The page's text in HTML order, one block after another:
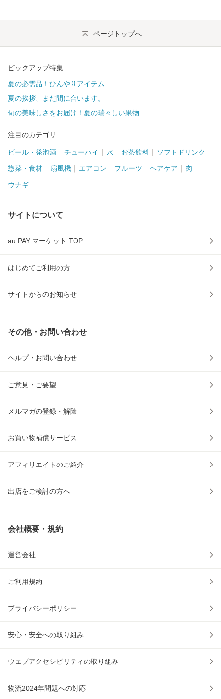
ページトップへ
ピックアップ特集
夏の必需品！ひんやりアイテム
夏の挨拶、まだ間に合います。
旬の美味しさをお届け！夏の瑞々しい果物
注目のカテゴリ
ビール・発泡酒 チューハイ 水 お茶飲料 ソフトドリンク
惣菜・食材 扇風機 エアコン フルーツ ヘアケア 肉
ウナギ
サイトについて
au PAY マーケット TOP
はじめてご利用の方
サイトからのお知らせ
その他・お問い合わせ
ヘルプ・お問い合わせ
ご意見・ご要望
メルマガの登録・解除
お買い物補償サービス
アフィリエイトのご紹介
出店をご検討の方へ
会社概要・規約
運営会社
ご利用規約
プライバシーポリシー
安心・安全への取り組み
ウェブアクセシビリティの取り組み
物流2024年問題への対応